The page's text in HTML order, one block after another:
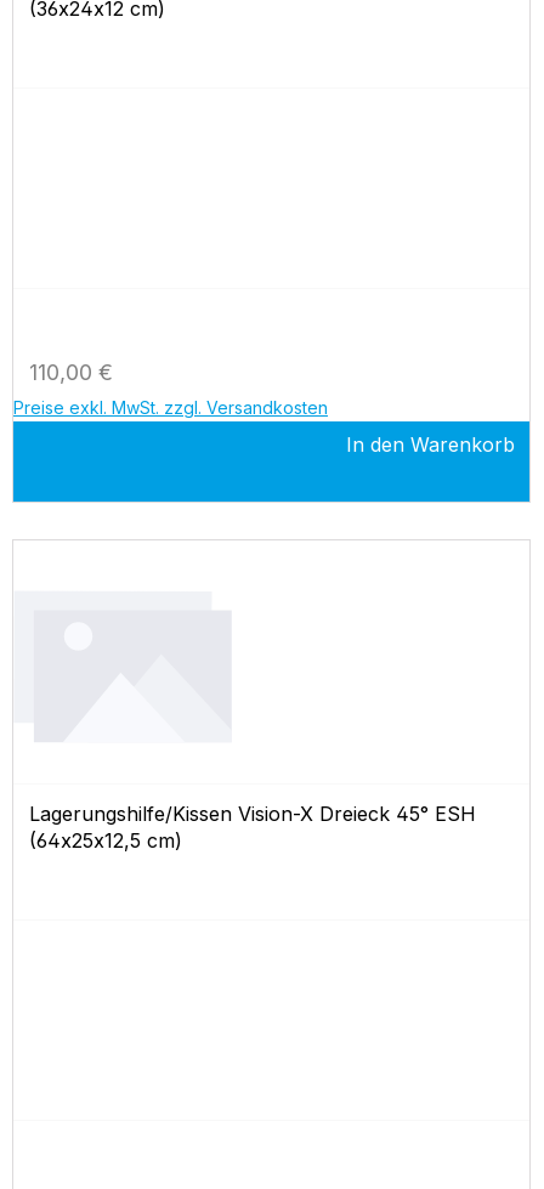
(36x24x12 cm)
Regulärer Preis:
110,00 €
Preise exkl. MwSt. zzgl. Versandkosten
In den Warenkorb
Lagerungshilfe/Kissen Vision-X Dreieck 45° ESH
(64x25x12,5 cm)